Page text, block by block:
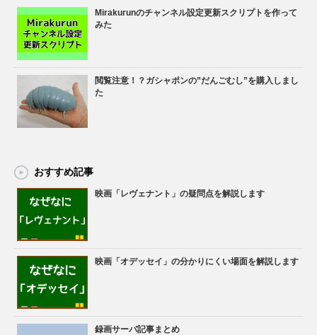
Mirakurunのチャンネル設定更新スクリプトを作って
みた
閲覧注意！？ガシャポンの”だんごむし”を購入しまし
た
おすすめ記事
映画「レヴェナント」の疑問点を解説します
映画「オデッセイ」の分かりにくい場面を解説します
録画サーバ記事まとめ